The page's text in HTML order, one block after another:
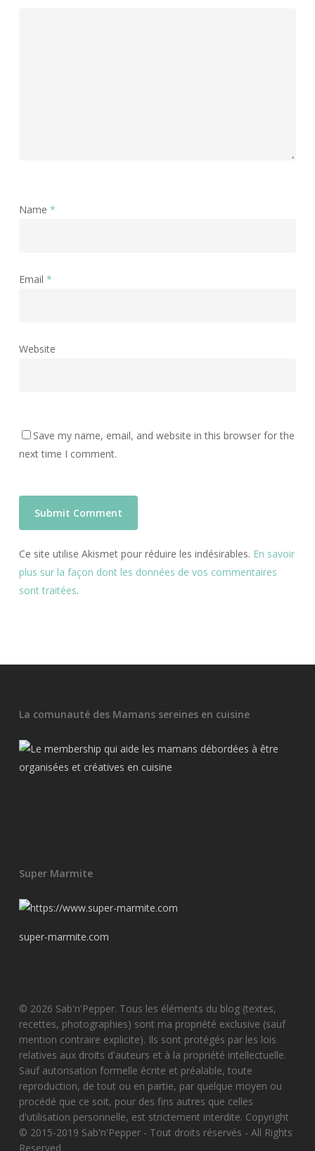
Name *
Email *
Website
Save my name, email, and website in this browser for the
next time I comment.
Ce site utilise Akismet pour réduire les indésirables. En savoir
plus sur la façon dont les données de vos commentaires
sont traitées.
La comunauté des Mamans sereines en cuisine
Super Marmite
super-marmite.com
© 2026 Sab'n'Pepper. Tous les éléments du blog (textes,
recettes, photographies) sont ma propriété exclusive (sauf
mention contraire explicite). Ils sont protégés par les lois
relatives aux droits d'auteurs et à la propriété intellectuelle.
Sauf autorisation formelle écrite et préalable, toute
reproduction, de tout ou en partie, par quelque moyen ou
procédé que ce soit, pour des fins autres que celles
d'utilisation personnelle, est strictement interdite. Copyright
© 2015-2019 Sab'n'Pepper - Tout droits réservés - All Rights
Reserved